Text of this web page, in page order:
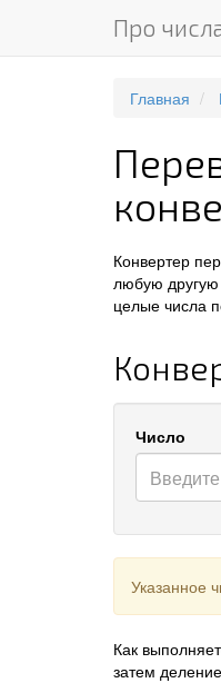
Про
Главная
Конвертер
любую другую
целые числа
Число
Указанное
Как
затем